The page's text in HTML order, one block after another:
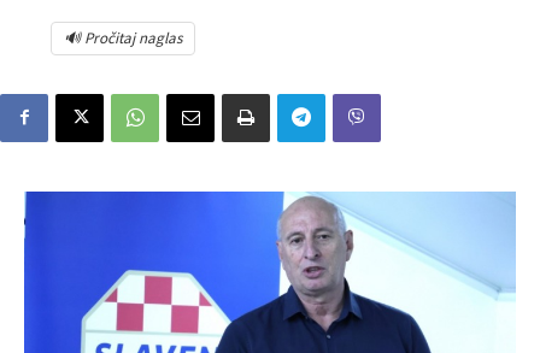
🔊 Pročitaj naglas